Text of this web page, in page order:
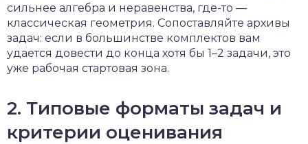
сильнее алгебра и неравенства, где-то —
классическая геометрия. Сопоставляйте архивы
задач: если в большинстве комплектов вам
удается довести до конца хотя бы 1–2 задачи, это
уже рабочая стартовая зона.
2. Типовые форматы задач и
критерии оценивания